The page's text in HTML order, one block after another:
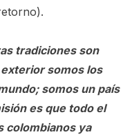
tradiciones son
somos los
somos un país
es que todo el
colombianos ya